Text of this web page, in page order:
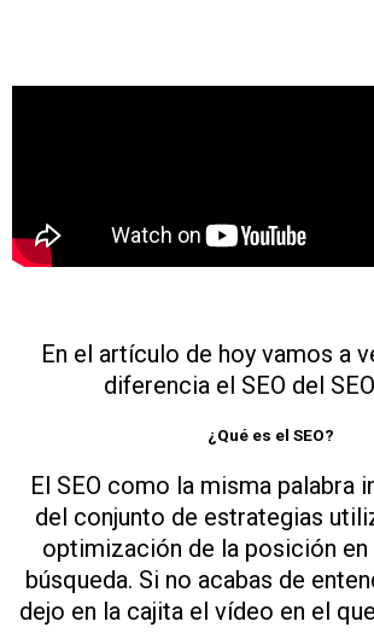
En el artículo de hoy vamos a
diferencia el SEO del
¿Qué es el SEO?
El SEO como la misma palabra
del conjunto de estrategias
optimización de la posición
búsqueda. Si no acabas de
dejo en la cajita el vídeo en el